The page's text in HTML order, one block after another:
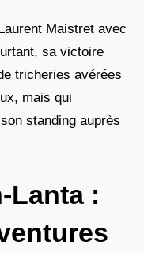
Maistret avec
sa victoire
tricheries avérées
mais qui
standing auprès
Lanta :